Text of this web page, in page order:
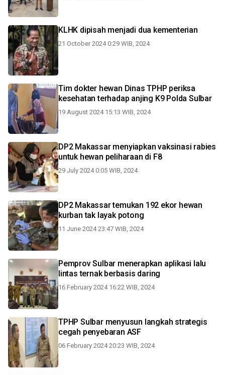
KLHK dipisah menjadi dua kementerian
21 October 2024 0:29 WIB, 2024
Tim dokter hewan Dinas TPHP periksa
kesehatan terhadap anjing K9 Polda Sulbar
19 August 2024 15:13 WIB, 2024
DP2 Makassar menyiapkan vaksinasi rabies
untuk hewan peliharaan di F8
29 July 2024 0:05 WIB, 2024
DP2 Makassar temukan 192 ekor hewan
kurban tak layak potong
11 June 2024 23:47 WIB, 2024
Pemprov Sulbar menerapkan aplikasi lalu
lintas ternak berbasis daring
16 February 2024 16:22 WIB, 2024
TPHP Sulbar menyusun langkah strategis
cegah penyebaran ASF
06 February 2024 20:23 WIB, 2024